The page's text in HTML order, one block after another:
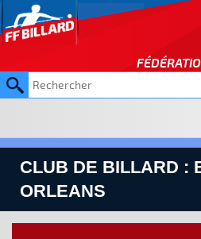
CLUB DE BILLARD :
ORLEANS